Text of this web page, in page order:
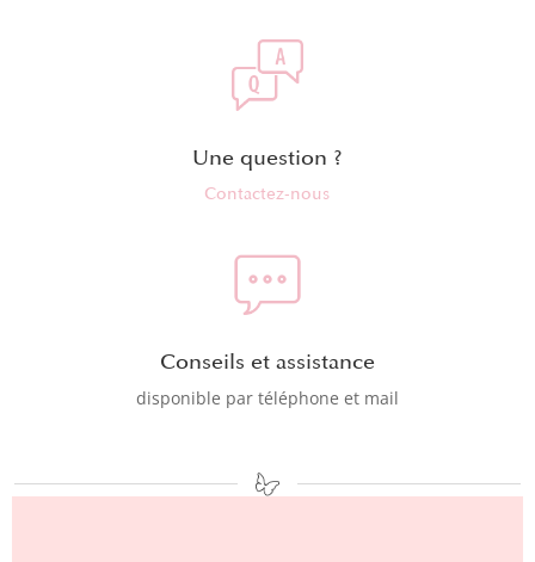
Une question ?
Contactez-nous
Conseils et assistance
disponible par téléphone et mail